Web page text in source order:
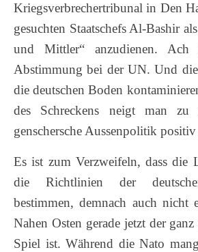
Kriegsverbrechertribunal in Den
gesuchten Staatschefs Al-Bashir
und Mittler“ anzudienen.
Abstimmung bei der UN. Und
die deutschen Boden
des Schreckens neigt man zu
genschersche Aussenpolitik
Es ist zum Verzweifeln, dass die
die Richtlinien der
bestimmen, demnach auch nicht
Nahen Osten gerade jetzt der
Spiel ist. Während die Nato